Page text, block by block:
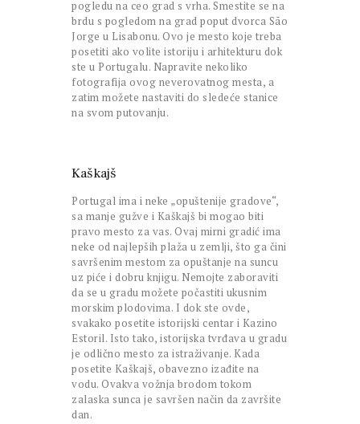
pogledu na ceo grad s vrha. Smestite se na
brdu s pogledom na grad poput dvorca São
Jorge u Lisabonu. Ovo je mesto koje treba
posetiti ako volite istoriju i arhitekturu dok
ste u Portugalu. Napravite nekoliko
fotografija ovog neverovatnog mesta, a
zatim možete nastaviti do sledeće stanice
na svom putovanju.
Kaškajš
Portugal ima i neke „opuštenije gradove“,
sa manje gužve i Kaškajš bi mogao biti
pravo mesto za vas. Ovaj mirni gradić ima
neke od najlepših plaža u zemlji, što ga čini
savršenim mestom za opuštanje na suncu
uz piće i dobru knjigu. Nemojte zaboraviti
da se u gradu možete počastiti ukusnim
morskim plodovima. I dok ste ovde,
svakako posetite istorijski centar i Kazino
Estoril. Isto tako, istorijska tvrđava u gradu
je odlično mesto za istraživanje. Kada
posetite Kaškajš, obavezno izađite na
vodu. Ovakva vožnja brodom tokom
zalaska sunca je savršen način da završite
dan.